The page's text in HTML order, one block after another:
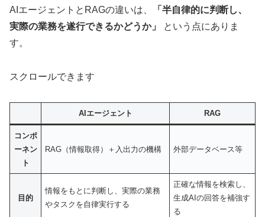
AIエージェントとRAGの違いは、
「半自律的に判断し、
実際の業務を遂行できるかどうか」
という点にありま
す。
スクロールできます
AIエージェント RAG
コンポ
ーネン
ト
RAG（情報取得）＋入出力の機構 外部データベース等
目的
情報をもとに判断し、実際の業務
やタスクを自律実行する
正確な情報を検索し、
生成AIの回答を補強す
る